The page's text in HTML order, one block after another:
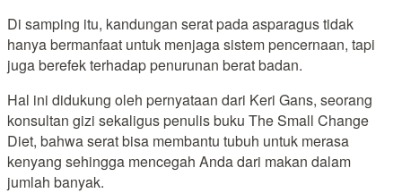
Di samping itu, kandungan serat pada asparagus tidak
hanya bermanfaat untuk menjaga sistem pencernaan, tapi
juga berefek terhadap penurunan berat badan.
Hal ini didukung oleh pernyataan dari Keri Gans, seorang
konsultan gizi sekaligus penulis buku The Small Change
Diet, bahwa serat bisa membantu tubuh untuk merasa
kenyang sehingga mencegah Anda dari makan dalam
jumlah banyak.